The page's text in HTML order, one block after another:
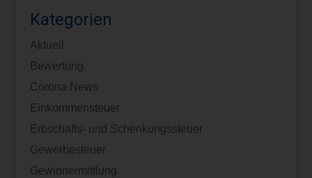
Kategorien
Aktuell
Bewertung
Corona News
Einkommensteuer
Erbschafts- und Schenkungssteuer
Gewerbesteuer
Gewinnermittlung